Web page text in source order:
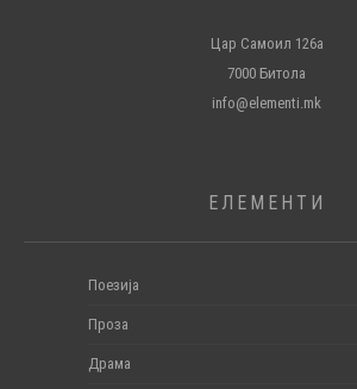
Цар Самоил 126а
7000 Битола
info@elementi.mk
ЕЛЕМЕНТИ
Поезија
Проза
Драма